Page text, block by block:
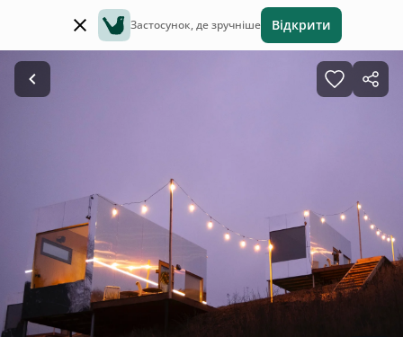
Застосунок, де зручніше Відкрити